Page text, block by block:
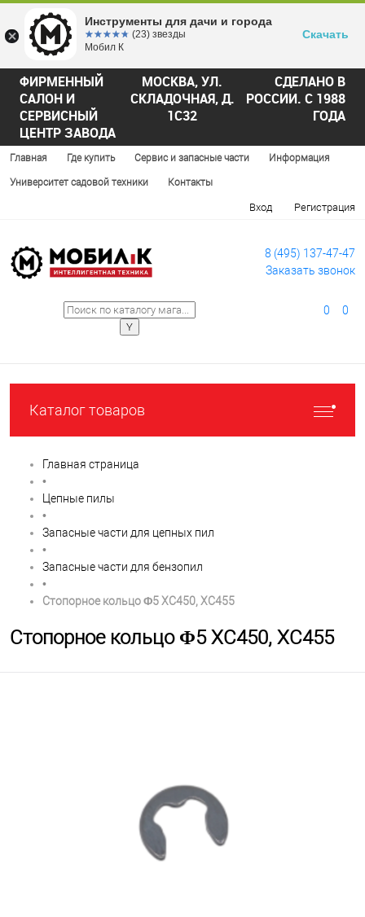
ФИРМЕННЫЙ
САЛОН И
СЕРВИСНЫЙ
ЦЕНТР ЗАВОДА
МОСКВА, УЛ.
СКЛАДОЧНАЯ, Д.
1С32
СДЕЛАНО В
РОССИИ. С 1988
ГОДА
Главная Где купить Сервис и запасные части Информация
Университет садовой техники Контакты
Вход Регистрация
8 (495) 137-47-47
Заказать звонок
0 0
Каталог товаров
Главная страница
•
Цепные пилы
•
Запасные части для цепных пил
•
Запасные части для бензопил
•
Стопорное кольцо Φ5 XC450, XC455
Стопорное кольцо Φ5 XC450, XC455
Инструменты для дачи и города
☆☆☆☆☆
★★★★★ (23) звезды
Мобил К
Скачать